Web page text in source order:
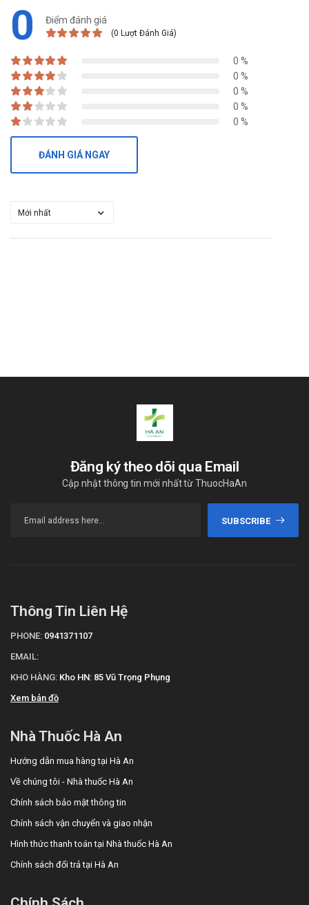
0 Điểm đánh giá
(0 Lượt Đánh Giá)
0 %
0 %
0 %
0 %
0 %
ĐÁNH GIÁ NGAY
Đăng ký theo dõi qua Email
Cập nhật thông tin mới nhất từ ThuocHaAn
SUBSCRIBE
Thông Tin Liên Hệ
PHONE: 0941371107
EMAIL:
KHO HÀNG: Kho HN: 85 Vũ Trọng Phụng
Xem bản đồ
Nhà Thuốc Hà An
Hướng dẫn mua hàng tại Hà An
Về chúng tôi - Nhà thuốc Hà An
Chính sách bảo mật thông tin
Chính sách vận chuyển và giao nhận
Hình thức thanh toán tại Nhà thuốc Hà An
Chính sách đổi trả tại Hà An